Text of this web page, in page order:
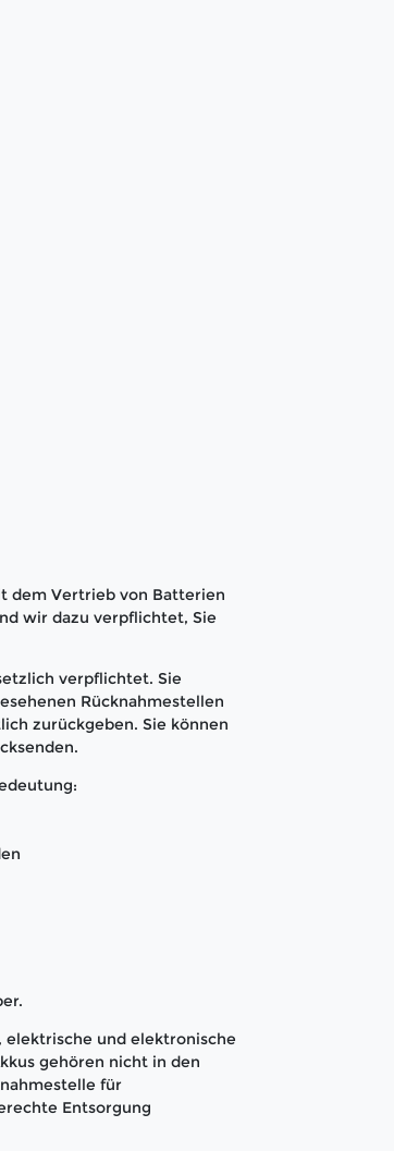
dem Vertrieb von Batterien
wir dazu verpflichtet, Sie
verpflichtet. Sie
Rücknahmestellen
zurückgeben. Sie können
elektrische und elektronische
gehören nicht in den
für
Entsorgung